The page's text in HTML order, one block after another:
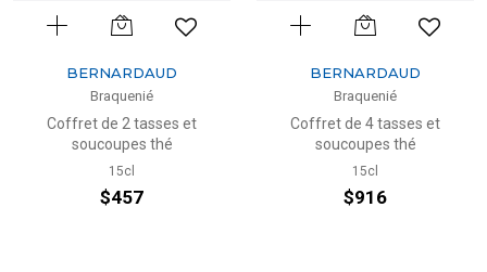
BERNARDAUD
Braquenié
Coffret de 2 tasses et
soucoupes thé
15cl
$457
BERNARDAUD
Braquenié
Coffret de 4 tasses et
soucoupes thé
15cl
$916